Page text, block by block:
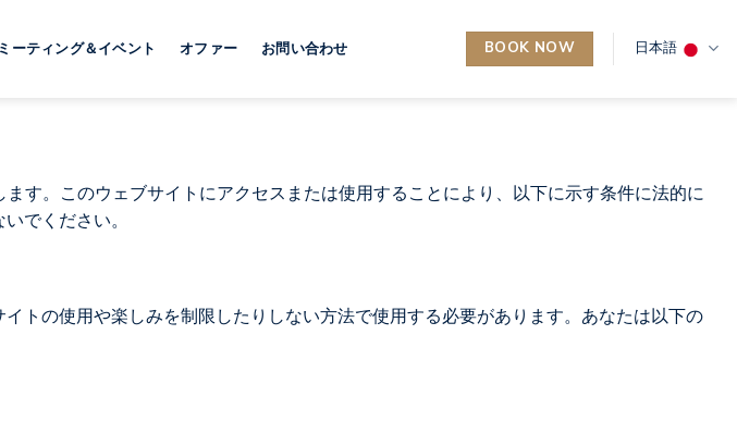
ミーティング＆イベント オファー お問い合わせ BOOK NOW 日本語
す。このウェブサイトにアクセスまたは使用することにより、以下に示す条件に法的に
でください。
トの使用や楽しみを制限したりしない方法で使用する必要があります。あなたは以下の